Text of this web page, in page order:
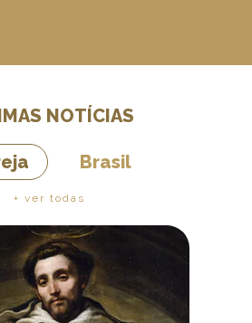
NOTÍCIAS
Brasil
+ ver todas